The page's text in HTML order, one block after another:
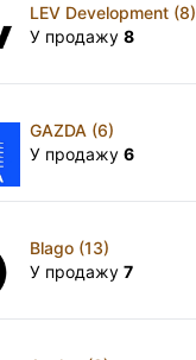
LEV Development (8)
У продажу8
GAZDA (6)
У продажу6
Blago (13)
У продажу7